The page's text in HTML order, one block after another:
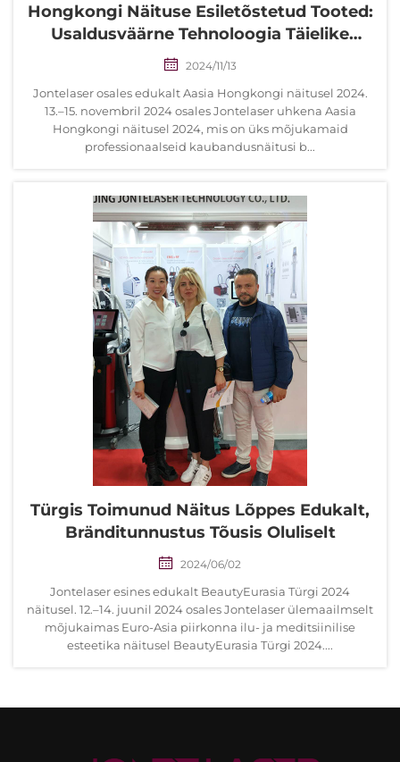
Hongkongi Näituse Esiletõstetud Tooted:
Usaldusväärne Tehnoloogia Täielike
Meditsiiniliste Sertifikaatidega
2024/11/13
Jontelaser osales edukalt Aasia Hongkongi näitusel 2024.
13.–15. novembril 2024 osales Jontelaser uhkena Aasia
Hongkongi näitusel 2024, mis on üks mõjukamaid
professionaalseid kaubandusnäitusi b...
Türgis Toimunud Näitus Lõppes Edukalt,
Bränditunnustus Tõusis Oluliselt
2024/06/02
Jontelaser esines edukalt BeautyEurasia Türgi 2024
näitusel. 12.–14. juunil 2024 osales Jontelaser ülemaailmselt
mõjukaimas Euro-Asia piirkonna ilu- ja meditsiinilise
esteetika näitusel BeautyEurasia Türgi 2024....